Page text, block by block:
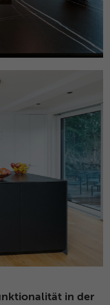
in der